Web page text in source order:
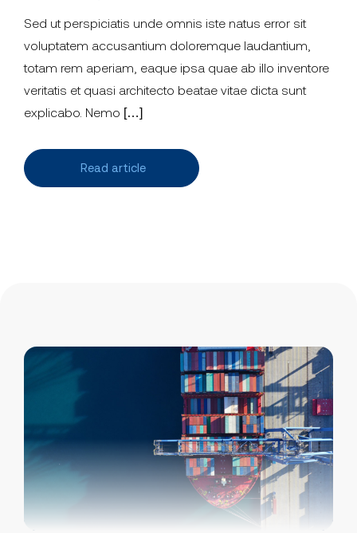
Sed ut perspiciatis unde omnis iste natus error sit
voluptatem accusantium doloremque laudantium,
totam rem aperiam, eaque ipsa quae ab illo inventore
veritatis et quasi architecto beatae vitae dicta sunt
explicabo. Nemo […]
Read article